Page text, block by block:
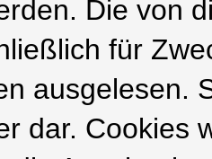
Die von
für
ausgelesen.
dar. Cookies